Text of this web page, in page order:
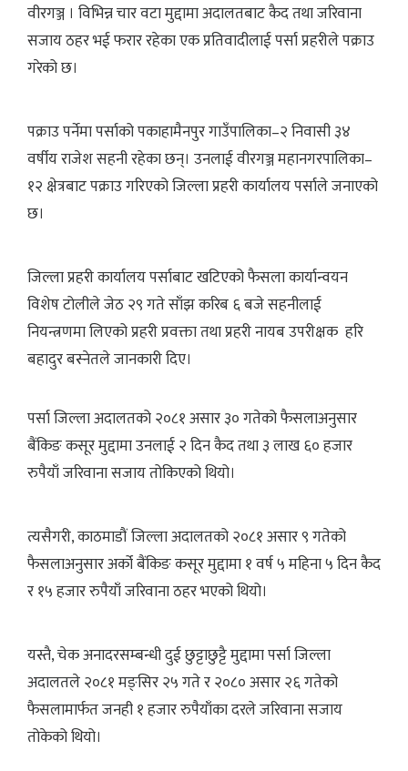
वीरगञ्ज । विभिन्न चार वटा मुद्दामा अदालतबाट कैद तथा जरिवाना
सजाय ठहर भई फरार रहेका एक प्रतिवादीलाई पर्सा प्रहरीले पक्राउ
गरेको छ।
पक्राउ पर्नेमा पर्साको पकाहामैनपुर गाउँपालिका–२ निवासी ३४
वर्षीय राजेश सहनी रहेका छन्। उनलाई वीरगञ्ज महानगरपालिका–
१२ क्षेत्रबाट पक्राउ गरिएको जिल्ला प्रहरी कार्यालय पर्साले जनाएको
छ।
जिल्ला प्रहरी कार्यालय पर्साबाट खटिएको फैसला कार्यान्वयन
विशेष टोलीले जेठ २९ गते साँझ करिब ६ बजे सहनीलाई
नियन्त्रणमा लिएको प्रहरी प्रवक्ता तथा प्रहरी नायब उपरीक्षक हरि
बहादुर बस्नेतले जानकारी दिए।
पर्सा जिल्ला अदालतको २०८१ असार ३० गतेको फैसलाअनुसार
बैंकिङ कसूर मुद्दामा उनलाई २ दिन कैद तथा ३ लाख ६० हजार
रुपैयाँ जरिवाना सजाय तोकिएको थियो।
त्यसैगरी, काठमाडौं जिल्ला अदालतको २०८१ असार ९ गतेको
फैसलाअनुसार अर्को बैंकिङ कसूर मुद्दामा १ वर्ष ५ महिना ५ दिन कैद
र १५ हजार रुपैयाँ जरिवाना ठहर भएको थियो।
यस्तै, चेक अनादरसम्बन्धी दुई छुट्टाछुट्टै मुद्दामा पर्सा जिल्ला
अदालतले २०८१ मङ्सिर २५ गते र २०८० असार २६ गतेको
फैसलामार्फत जनही १ हजार रुपैयाँका दरले जरिवाना सजाय
तोकेको थियो।